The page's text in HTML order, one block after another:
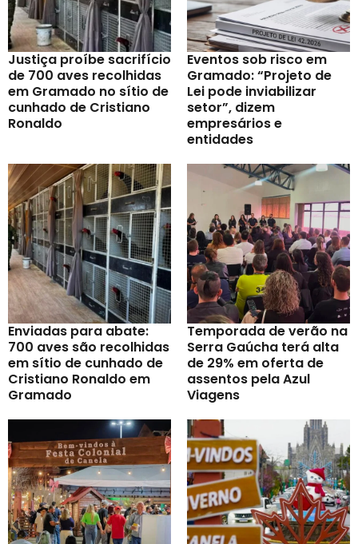
Justiça proíbe sacrifício
de 700 aves recolhidas
em Gramado no sítio de
cunhado de Cristiano
Ronaldo
Eventos sob risco em
Gramado: “Projeto de
Lei pode inviabilizar
setor”, dizem
empresários e
entidades
Enviadas para abate:
700 aves são recolhidas
em sítio de cunhado de
Cristiano Ronaldo em
Gramado
Temporada de verão na
Serra Gaúcha terá alta
de 29% em oferta de
assentos pela Azul
Viagens